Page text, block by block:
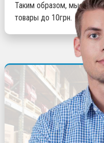
Таким образом, мы
товары до 10грн.